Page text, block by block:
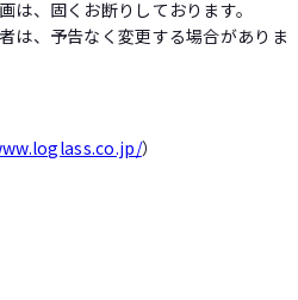
は、固くお断りしております。
は、予告なく変更する場合がありま
）